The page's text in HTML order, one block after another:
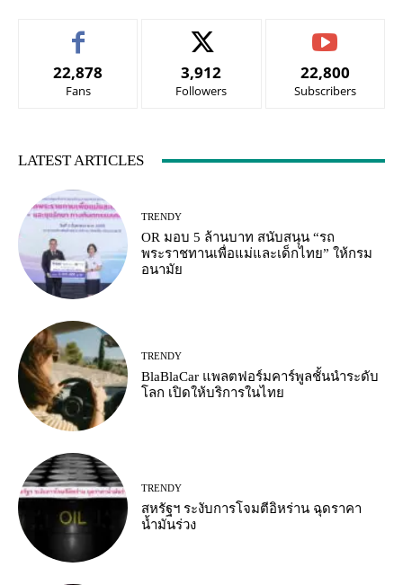
22,878
Fans
3,912
Followers
22,800
Subscribers
LATEST ARTICLES
TRENDY
OR มอบ 5 ล้านบาท สนับสนุน “รถ
พระราชทานเพื่อแม่และเด็กไทย” ให้กรม
อนามัย
TRENDY
BlaBlaCar แพลตฟอร์มคาร์พูลชั้นนำระดับ
โลก เปิดให้บริการในไทย
TRENDY
สหรัฐฯ ระงับการโจมตีอิหร่าน ฉุดราคา
น้ำมันร่วง